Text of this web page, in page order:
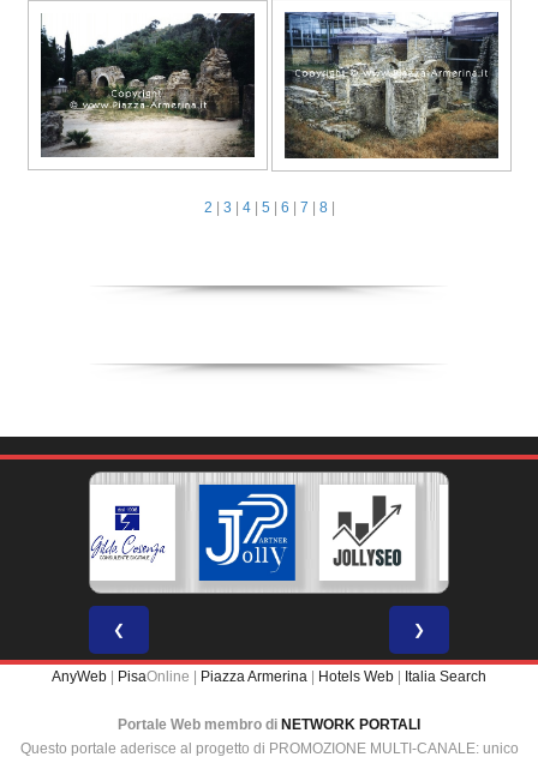
2 | 3 | 4| 5 | 6 | 7 | 8 |
❮ ❯
AnyWeb | PisaOnline | Piazza Armerina | Hotels Web | Italia Search
Portale Web membro di NETWORK PORTALI
Questo portale aderisce al progetto di PROMOZIONE MULTI-CANALE: unico